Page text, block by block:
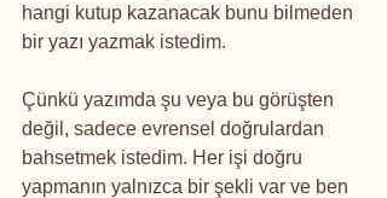
hangi kutup kazanacak bunu bilmeden
bir yazı yazmak istedim.
Çünkü yazımda şu veya bu görüşten
değil, sadece evrensel doğrulardan
bahsetmek istedim. Her işi doğru
yapmanın yalnızca bir şekli var ve ben